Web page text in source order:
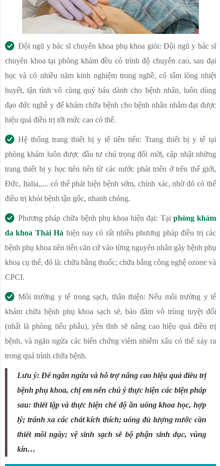
Đội ngũ y bác sĩ chuyên khoa phụ khoa giỏi: Đội ngũ y bác sĩ
chuyên khoa tại phòng khám đều có trình độ chuyên cao, sau đại
học và có nhiều năm kinh nghiệm trong nghề, có tấm lòng nhiệt
huyết, tận tình vô cùng quý báu dành cho bệnh nhân, luôn dùng
đạo đức nghề y để khám chữa bệnh cho bệnh nhân nhằm đạt được
hiệu quả điều trị tới mức cao có thể.
Hệ thống trang thiết bị y tế tiên tiến: Trang thiết bị y tế tại
phòng khám luôn được đầu tư chú trọng đổi mời, cập nhật những
trang thiết bị y học tiên tiến từ các nước phát triển ở trên thế giới,
Đức, Italia,,... có thể phát hiện bệnh sớm, chính xác, nhờ đó có thể
điều trị khỏi bệnh tận gốc, nhanh chóng.
Phương pháp chữa bệnh phụ khoa hiện đại: Tại phòng khám
đa khoa Thái Hà hiện nay có rất nhiều phương pháp điều trị các
bệnh phụ khoa tiên tiến căn cứ vào từng nguyên nhân gây bệnh phụ
khoa cụ thể, đó là: chữa bằng thuốc; chữa bằng công nghệ ozone và
CPCI.
Môi trường y tế trong sạch, thân thiện: Nếu môi trường y tế
khám chữa bệnh phụ khoa sạch sẽ, bảo đảm vô trùng tuyệt đối
(nhất là phòng tiểu phẫu), yên tĩnh sẽ nâng cao hiệu quả điều trị
bệnh, và ngăn ngừa các biến chứng viêm nhiễm xấu có thể xảy ra
trong quá trình chữa bệnh.
Lưu ý:Để ngăn ngừa và hỗ trợ nâng cao hiệu quả điều trị
bệnh phụ khoa, chị em nên chú ý thực hiện các biện pháp
sau: thiết lập và thực hiện chế độ ăn uống khoa học, hợp
lý; tránh xa các chất kích thích; uống đủ lượng nước cần
thiết mỗi ngày; vệ sinh sạch sẽ bộ phận sinh dục, vùng
kín…